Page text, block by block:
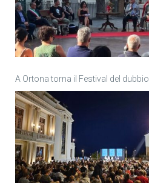
A Ortona torna il Festival del dubbio